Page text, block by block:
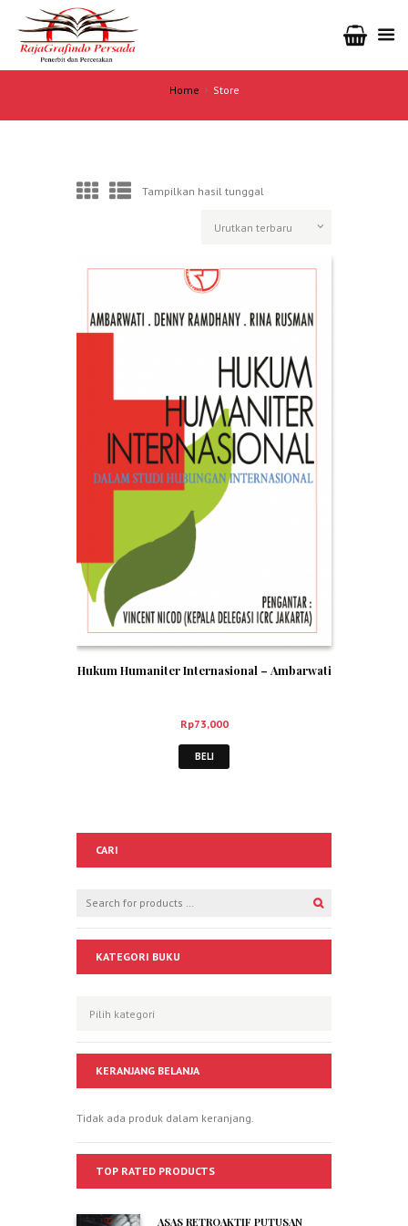
Home Store
Tampilkan hasil tunggal
Hukum Humaniter Internasional – Ambarwati
Rp73,000
BELI
CARI
KATEGORI BUKU
KERANJANG BELANJA
Tidak ada produk dalam keranjang.
TOP RATED PRODUCTS
ASAS RETROAKTIF PUTUSAN